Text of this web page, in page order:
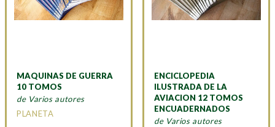
MAQUINAS DE GUERRA
10 TOMOS
de Varios autores
PLANETA
ENCICLOPEDIA
ILUSTRADA DE LA
AVIACION 12 TOMOS
ENCUADERNADOS
de Varios autores